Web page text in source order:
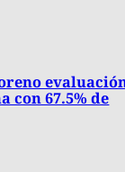
con 67.5% de